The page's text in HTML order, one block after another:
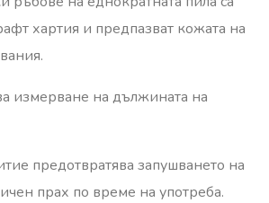
хартия и предпазват кожата на
измерване на дължината на
предотвратява запушването на
прах по време на употреба.